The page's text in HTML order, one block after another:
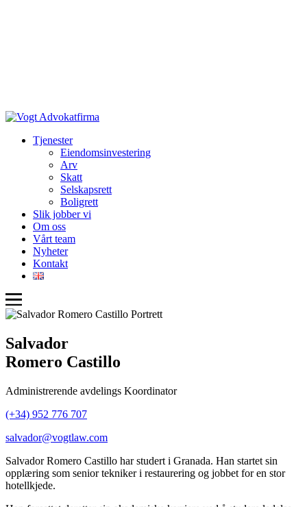
Tjenester
Eiendomsinvestering
Arv
Skatt
Selskapsrett
Boligrett
Slik jobber vi
Om oss
Vårt team
Nyheter
Kontakt
Salvador
Romero Castillo
Administrerende avdelings Koordinator
(+34) 952 776 707
salvador@vogtlaw.com
Salvador Romero Castillo har studert i Granada. Han startet sin
opplæring som senior tekniker i restaurering og jobbet for en stor
hotellkjede.